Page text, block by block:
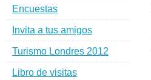
Encuestas
Invita a tus amigos
Turismo Londres 2012
Libro de visitas